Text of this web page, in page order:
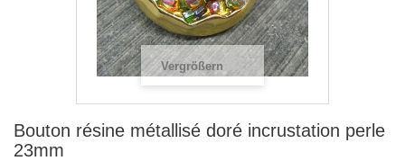
Vergrößern
Bouton résine métallisé doré incrustation perle
23mm